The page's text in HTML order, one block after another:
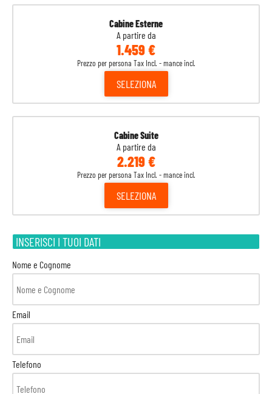
Cabine Esterne
A partire da
1.459 €
Prezzo per persona Tax Incl. - mance incl.
SELEZIONA
Cabine Suite
A partire da
2.219 €
Prezzo per persona Tax Incl. - mance incl.
SELEZIONA
INSERISCI I TUOI DATI
Nome e Cognome
Email
Telefono
Genova